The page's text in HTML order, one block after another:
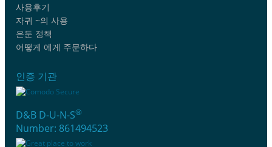
사용후기
자귀 ~의 사용
은둔 정책
어떻게 에게 주문하다
인증 기관
D&B D-U-N-S®
Number: 861494523